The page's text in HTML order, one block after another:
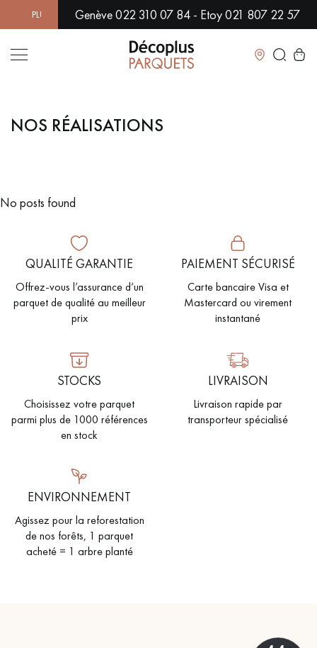
DE 500 MODÈLES EN SHOWROOM | DISPONIBILITÉ
Genève 022 310 07 84 - Etoy 021 807 22 57
Fermer
LES RECHERCHES LES PLUS COURANTES
PARQUET EN BOIS EXOTIQUE PARQUET VERNIS
PARQUET HUILÉ PARQUET EN BOIS BRUT
PARQUET LAMES LARGES XXL PARQUET EN CHÊNE
ACCESSOIRES PARQUET
D'INTÉRIEUR
Nos conseillers sont disponibles au
022 310 07 84
pas dans le choix et la pose de votre parquet.
NOS RÉALISATIONS
No posts found
QUALITÉ GARANTIE
Offrez-vous l’assurance d’un
parquet de qualité au meilleur
prix
PAIEMENT SÉCURISÉ
Carte bancaire Visa et
Mastercard ou virement
instantané
STOCKS
Choisissez votre parquet
parmi plus de 1000 références
en stock
LIVRAISON
Livraison rapide par
transporteur spécialisé
ENVIRONNEMENT
Agissez pour la reforestation
de nos forêts, 1 parquet
acheté = 1 arbre planté